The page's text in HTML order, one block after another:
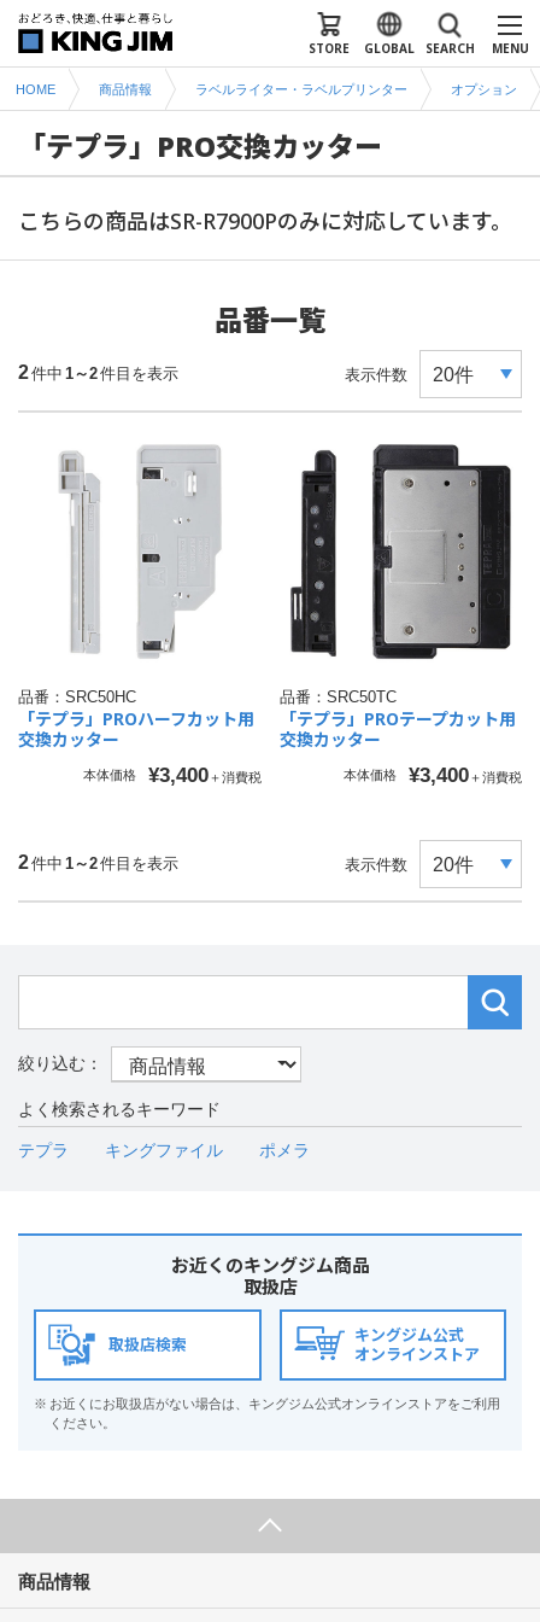
MENU
SEARCH
GLOBAL
STORE
HOME 商品情報 ラベルライター・ラベルプリンター オプション
「テプラ」PRO交換カッター
こちらの商品はSR-R7900Pのみに対応しています。
品番一覧
2件中 1～2件目を表示 表示件数
品番： SRC50HC
「テプラ」PROハーフカット用
交換カッター
本体価格 ¥3,400＋消費税
品番： SRC50TC
「テプラ」PROテープカット用
交換カッター
本体価格 ¥3,400＋消費税
2件中 1～2件目を表示 表示件数
よく検索されるキーワード
テプラ キングファイル ポメラ
お近くのキングジム商品
取扱店
取扱店検索
キングジム公式
オンラインストア
※ お近くにお取扱店がない場合は、キングジム公式オンラインストアをご利用
ください。
商品情報